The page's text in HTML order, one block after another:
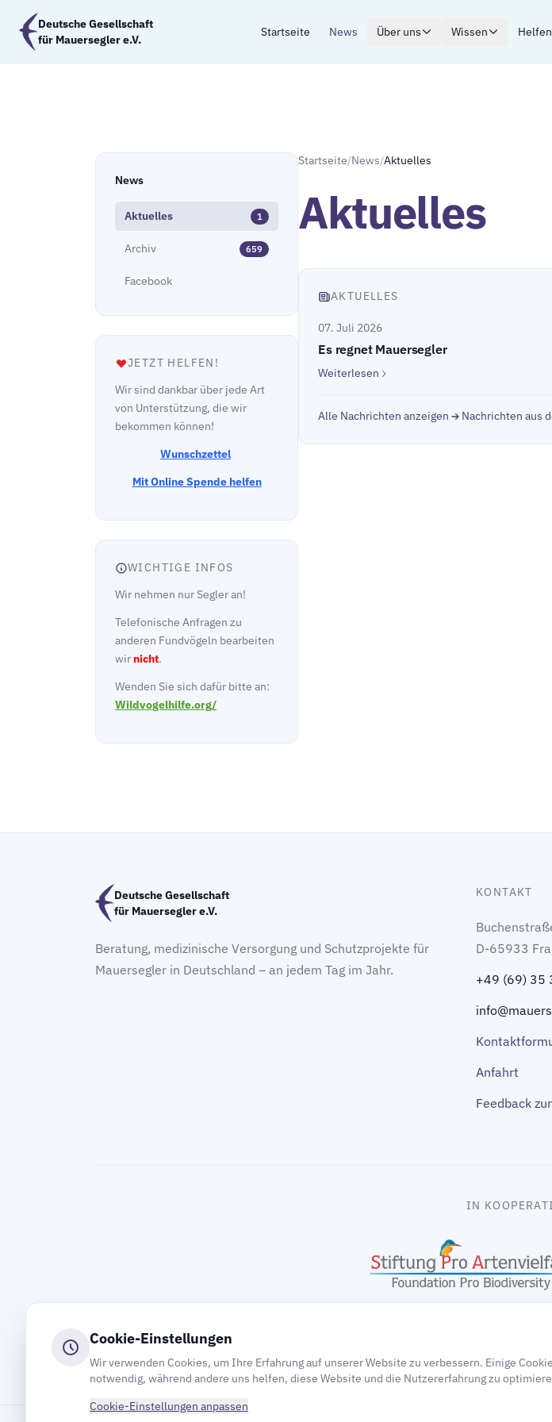
Zum Hauptinhalt springen
Deutsche Gesellschaft
für Mauersegler e.V.
Startseite News Über uns Wissen
News
Aktuelles 1
Archiv 659
Facebook
JETZT HELFEN!
Wir sind dankbar über jede Art
von Unterstützung, die wir
bekommen können!
Wunschzettel
Mit Online Spende helfen
WICHTIGE INFOS
Wir nehmen nur Segler an!
Telefonische Anfragen zu
anderen Fundvögeln bearbeiten
wir nicht.
Wenden Sie sich dafür bitte an:
Wildvogelhilfe.org/
Startseite/News/Aktuelles
Aktuelles
AKTUELLES
07. Juli 2026
Es regnet Mauersegler
Weiterlesen
Alle Nachrichten anzeigen Nachrichten aus
Deutsche Gesellschaft
für Mauersegler e.V.
Beratung, medizinische Versorgung und Schutzprojekte für
Mauersegler in Deutschland – an jedem Tag im Jahr.
KONTAKT
D-65933
+49 (69) 35
Anfahrt
Feedback
IN
Cookie-Einstellungen
Wir verwenden Cookies, um Ihre Erfahrung auf unserer Website zu verbessern. Einige
notwendig, während andere uns helfen, diese Website und die Nutzererfahrung zu
Cookie-Einstellungen anpassen